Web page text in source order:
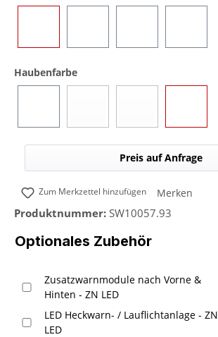
Haubenfarbeauswählen
Preis auf Anfrage
Zum Merkzettel hinzufügen Merken
Produktnummer: SW10057.93
Optionales Zubehör
Zusatzwarnmodule nach Vorne &
Hinten - ZN LED
LED Heckwarn- / Lauflichtanlage - ZN
LED